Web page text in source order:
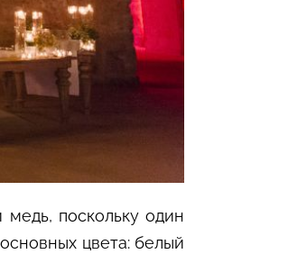
поскольку один
цвета: белый